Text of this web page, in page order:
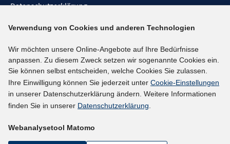
Datenschutzerklärung
Barrieren melden
Social-Media-Kanäle
BlueSky
YouTube
LinkedIn
kununu
Verwendung von Cookies und anderen Technologien
Wir möchten unsere Online-Angebote auf Ihre Bedürfnisse
anpassen. Zu diesem Zweck setzen wir sogenannte Cookies ein.
Sie können selbst entscheiden, welche Cookies Sie zulassen.
Ihre Einwilligung können Sie jederzeit unter Cookie-Einstellungen
in unserer Datenschutzerklärung ändern. Weitere Informationen
finden Sie in unserer Datenschutzerklärung.
Webanalysetool Matomo